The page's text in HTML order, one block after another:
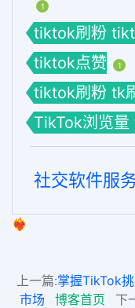
1
tiktok刷粉
tiktok点赞 1
tiktok刷粉 tk
TikTok浏览
社交软件服
❤️‍🔥
上一篇:掌握TikTok
市场
博客首页 下